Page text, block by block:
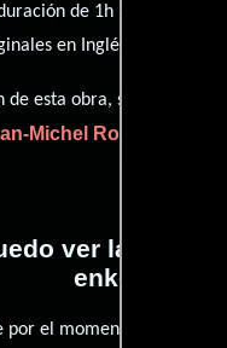
de 1h 31m (91
en Inglés
de esta obra, se encuentra
Michel Roux
ver la
enkeli?
el momento no